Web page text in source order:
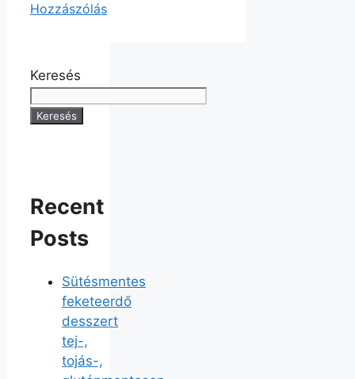
Hozzászólás
Keresés
Keresés
Recent
Posts
Sütésmentes
feketeerdő
desszert
tej-,
tojás-,